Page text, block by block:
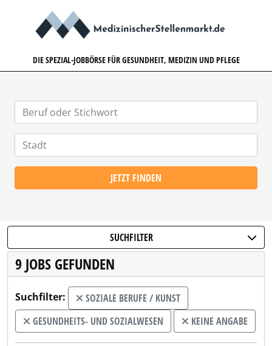
DIE SPEZIAL-JOBBÖRSE FÜR GESUNDHEIT, MEDIZIN UND PFLEGE
JETZT FINDEN
SUCHFILTER
9 JOBS GEFUNDEN
Suchfilter:
SOZIALE BERUFE / KUNST
GESUNDHEITS- UND SOZIALWESEN
KEINE ANGABE